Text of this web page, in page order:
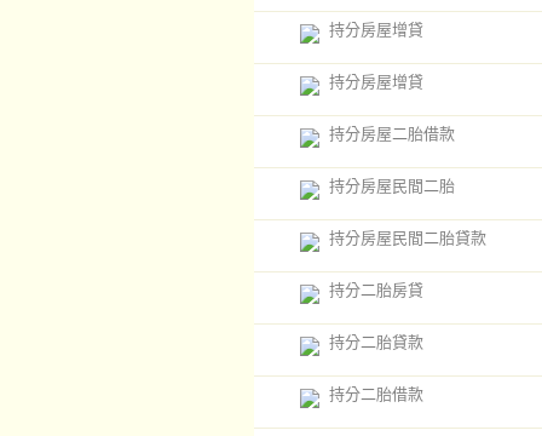
持分房屋增貸
持分房屋增貸
持分房屋二胎借款
持分房屋民間二胎
持分房屋民間二胎貸款
持分二胎房貸
持分二胎貸款
持分二胎借款